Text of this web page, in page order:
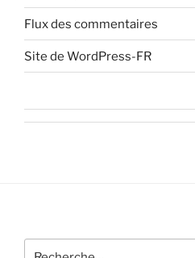
Flux des commentaires
Site de WordPress-FR